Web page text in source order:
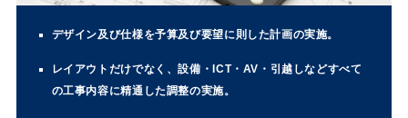
デザイン及び仕様を予算及び要望に則した計画の実施。
レイアウトだけでなく、設備・ICT・AV・引越しなどすべて
の工事内容に精通した調整の実施。